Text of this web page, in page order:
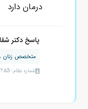
درمان دارد
پاسخ دکتر
متخصص زنان ،
شماره نظام: 120285